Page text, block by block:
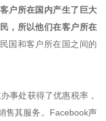
户所在国内产生了巨大
，所以他们在客户所在
国和客户所在国之间的
事处获得了优惠税率，
售其服务。Facebook声